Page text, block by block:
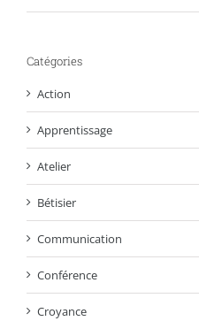
Catégories
Action
Apprentissage
Atelier
Bétisier
Communication
Conférence
Croyance